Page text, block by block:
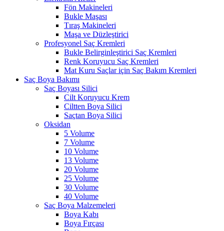
Fön Makineleri
Bukle Maşası
Tıraş Makineleri
Maşa ve Düzleştirici
Profesyonel Saç Kremleri
Bukle Belirginleştirici Saç Kremleri
Renk Koruyucu Saç Kremleri
Mat Kuru Saçlar için Saç Bakım Kremleri
Saç Boya Bakımı
Saç Boyası Silici
Cilt Koruyucu Krem
Ciltten Boya Silici
Saçtan Boya Silici
Oksidan
5 Volume
7 Volume
10 Volume
13 Volume
20 Volume
25 Volume
30 Volume
40 Volume
Saç Boya Malzemeleri
Boya Kabı
Boya Fırçası